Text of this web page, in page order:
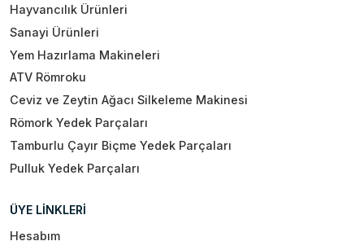
Hayvancılık Ürünleri
Sanayi Ürünleri
Yem Hazırlama Makineleri
ATV Römroku
Ceviz ve Zeytin Ağacı Silkeleme Makinesi
Römork Yedek Parçaları
Tamburlu Çayır Biçme Yedek Parçaları
Pulluk Yedek Parçaları
ÜYE LİNKLERİ
Hesabım